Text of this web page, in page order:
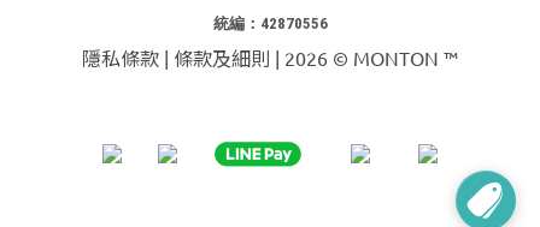
統編：42870556
隱私條款 | 條款及細則 | 2026 © MONTON ™